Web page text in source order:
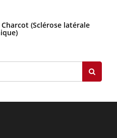
(Sclérose latérale